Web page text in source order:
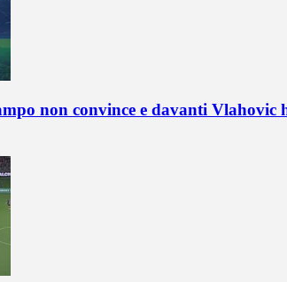
non convince e davanti Vlahovic